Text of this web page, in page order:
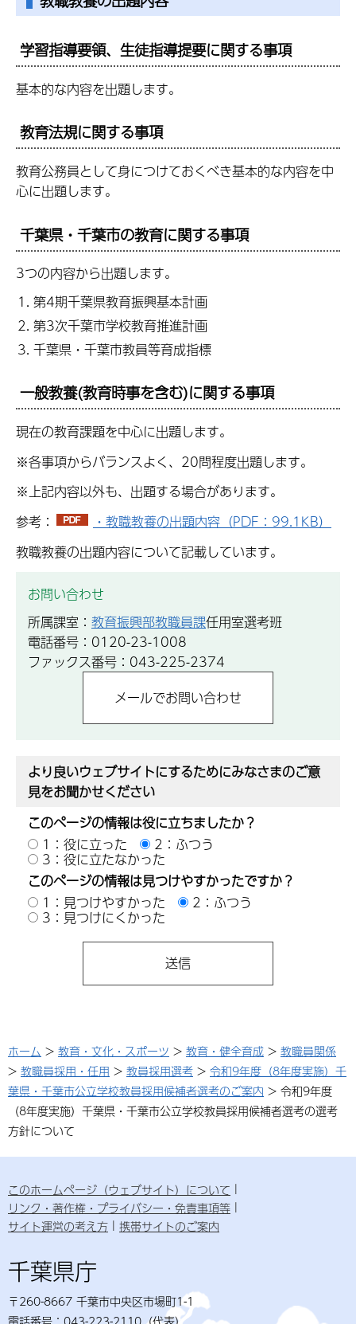
学習指導要領、生徒指導提要に関する事項
基本的な内容を出題します。
教育法規に関する事項
教育公務員として身につけておくべき基本的な内容を中
心に出題します。
千葉県・千葉市の教育に関する事項
3つの内容から出題します。
第4期千葉県教育振興基本計画
第3次千葉市学校教育推進計画
千葉県・千葉市教員等育成指標
一般教養(教育時事を含む)に関する事項
現在の教育課題を中心に出題します。
※各事項からバランスよく、20問程度出題します。
※上記内容以外も、出題する場合があります。
参考：
・教職教養の出題内容（PDF：99.1KB）
教職教養の出題内容について記載しています。
お問い合わせ
所属課室： 教育振興部教職員課任用室選考班
電話番号：0120-23-1008
ファックス番号：043-225-2374
より良いウェブサイトにするためにみなさまのご意
見をお聞かせください
このページの情報は役に立ちましたか？
1：役に立った
2：ふつう
3：役に立たなかった
このページの情報は見つけやすかったですか？
1：見つけやすかった
2：ふつう
3：見つけにくかった
ホーム > 教育・文化・スポーツ > 教育・健全育成 > 教職員関係
> 教職員採用・任用 > 教員採用選考 > 令和9年度（8年度実施）千
葉県・千葉市公立学校教員採用候補者選考のご案内 > 令和9年度
（8年度実施）千葉県・千葉市公立学校教員採用候補者選考の選考
方針について
このホームページ（ウェブサイト）について
リンク・著作権・プライバシー・免責事項等
サイト運営の考え方
携帯サイトのご案内
千葉県庁
〒260-8667 千葉市中央区市場町1-1